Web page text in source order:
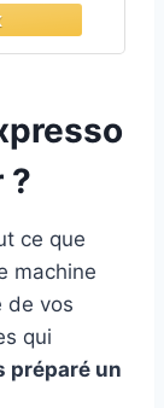
?
ce que
machine
de vos
qui
préparé un